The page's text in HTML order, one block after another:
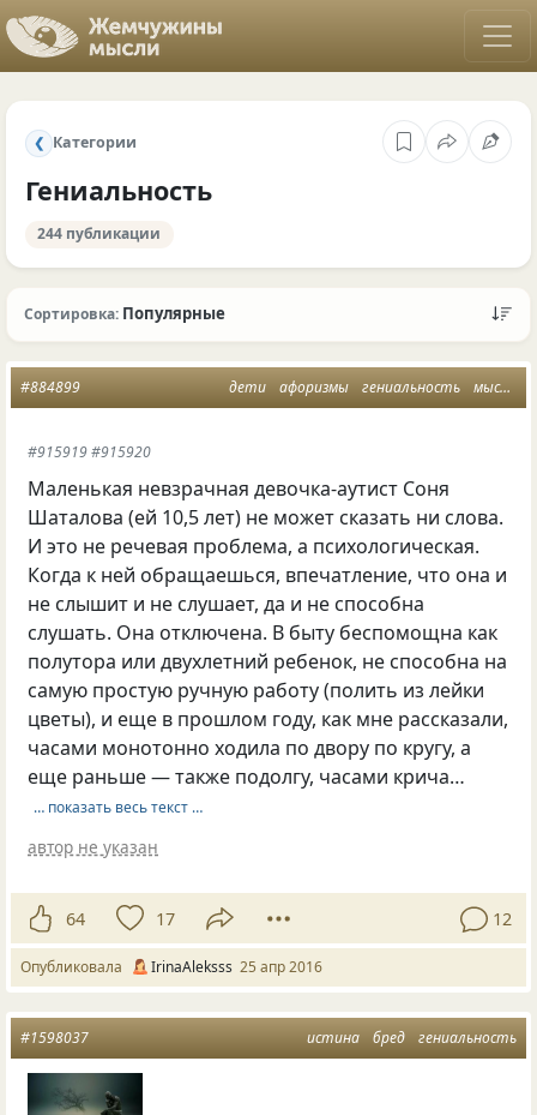
❮ Категории
Гениальность
244 публикации
Сортировка: Популярные
дети афоризмы гениальность мысли
#884899
#915919 #915920
Маленькая невзрачная девочка-аутист Соня
Шаталова (ей 10,5 лет) не может сказать ни слова.
И это не речевая проблема, а психологическая.
Когда к ней обращаешься, впечатление, что она и
не слышит и не слушает, да и не способна
слушать. Она отключена. В быту беспомощна как
полутора или двухлетний ребенок, не способна на
самую простую ручную работу (полить из лейки
цветы), и еще в прошлом году, как мне рассказали,
часами монотонно ходила по двору по кругу, а
еще раньше — также подолгу, часами крича…
… показать весь текст …
автор не указан
64 17 12
Опубликовала IrinaAleksss 25 апр 2016
истина бред гениальность
#1598037